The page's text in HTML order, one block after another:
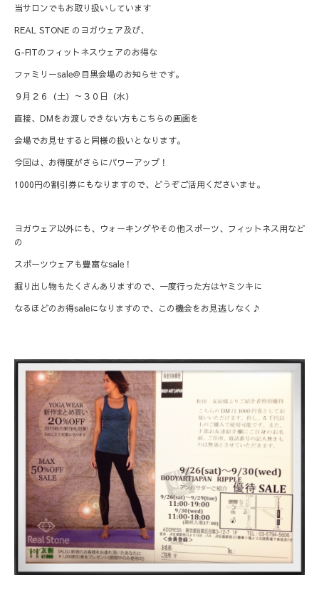
当サロンでもお取り扱いしています
REAL STONE のヨガウェア及び、
G-FITのフィットネスウェアのお得な
ファミリーsale＠目黒会場のお知らせです。
９月２６（土）～３０日（水）
直接、DMをお渡しできない方もこちらの画面を
会場でお見せすると同様の扱いとなります。
今回は、お得度がさらにパワーアップ！
1000円の割引券にもなりますので、どうぞご活用くださいませ。
ヨガウェア以外にも、ウォーキングやその他スポーツ、フィットネス用など
の
スポーツウェアも豊富なsale！
掘り出し物もたくさんありますので、一度行った方はヤミツキに
なるほどのお得saleになりますので、この機会をお見逃しなく♪